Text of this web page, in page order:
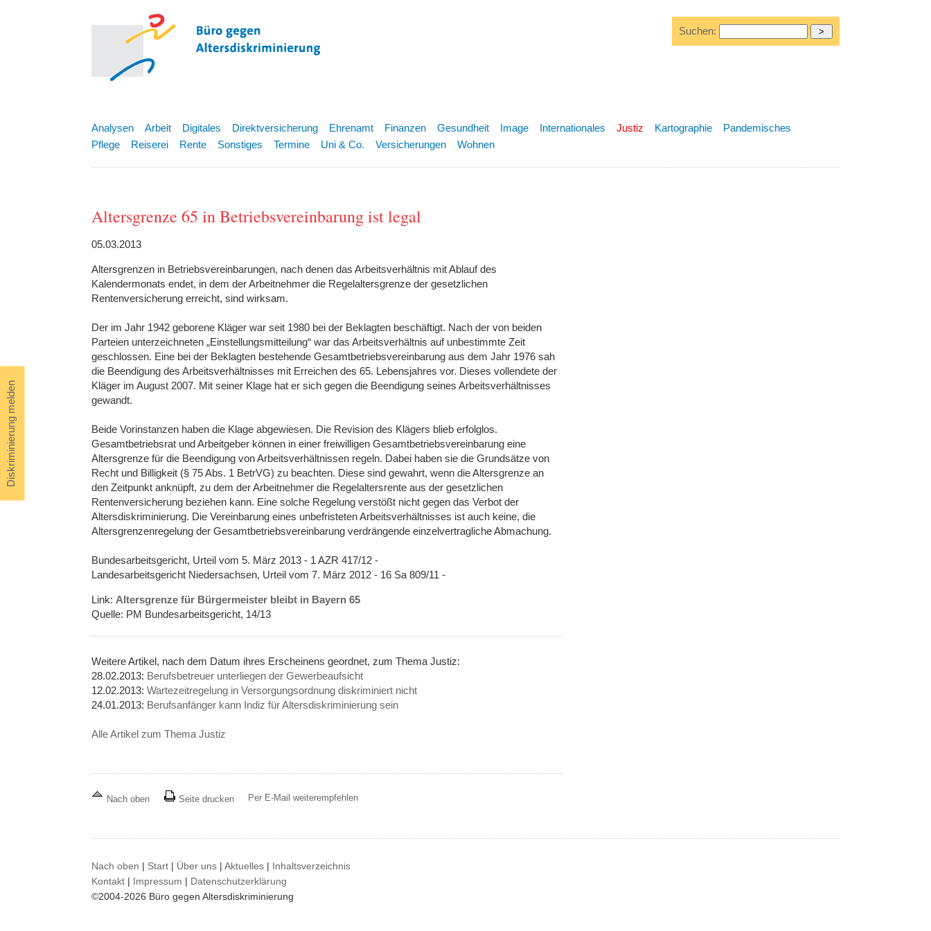
Diskriminierung melden
Suchen:
Analysen Arbeit Digitales Direktversicherung Ehrenamt Finanzen Gesundheit Image Internationales Justiz Kartographie
Pandemisches
Pflege
Reiserei Rente Sonstiges Termine Uni & Co. Versicherungen Wohnen
Altersgrenze 65 in Betriebsvereinbarung ist legal
05.03.2013
Altersgrenzen in Betriebsvereinbarungen, nach denen das Arbeitsverhältnis mit Ablauf des
Kalendermonats endet, in dem der Arbeitnehmer die Regelaltersgrenze der gesetzlichen
Rentenversicherung erreicht, sind wirksam.
Der im Jahr 1942 geborene Kläger war seit 1980 bei der Beklagten beschäftigt. Nach der von beiden
Parteien unterzeichneten „Einstellungsmitteilung“ war das Arbeitsverhältnis auf unbestimmte Zeit
geschlossen. Eine bei der Beklagten bestehende Gesamtbetriebsvereinbarung aus dem Jahr 1976 sah
die Beendigung des Arbeitsverhältnisses mit Erreichen des 65. Lebensjahres vor. Dieses vollendete der
Kläger im August 2007. Mit seiner Klage hat er sich gegen die Beendigung seines Arbeitsverhältnisses
gewandt.
Beide Vorinstanzen haben die Klage abgewiesen. Die Revision des Klägers blieb erfolglos.
Gesamtbetriebsrat und Arbeitgeber können in einer freiwilligen Gesamtbetriebsvereinbarung eine
Altersgrenze für die Beendigung von Arbeitsverhältnissen regeln. Dabei haben sie die Grundsätze von
Recht und Billigkeit (§ 75 Abs. 1 BetrVG) zu beachten. Diese sind gewahrt, wenn die Altersgrenze an
den Zeitpunkt anknüpft, zu dem der Arbeitnehmer die Regelaltersrente aus der gesetzlichen
Rentenversicherung beziehen kann. Eine solche Regelung verstößt nicht gegen das Verbot der
Altersdiskriminierung. Die Vereinbarung eines unbefristeten Arbeitsverhältnisses ist auch keine, die
Altersgrenzenregelung der Gesamtbetriebsvereinbarung verdrängende einzelvertragliche Abmachung.
Bundesarbeitsgericht, Urteil vom 5. März 2013 - 1 AZR 417/12 -
Landesarbeitsgericht Niedersachsen, Urteil vom 7. März 2012 - 16 Sa 809/11 -
Link: Altersgrenze für Bürgermeister bleibt in Bayern 65
Quelle: PM Bundesarbeitsgericht, 14/13
Weitere Artikel, nach dem Datum ihres Erscheinens geordnet, zum Thema Justiz:
28.02.2013: Berufsbetreuer unterliegen der Gewerbeaufsicht
12.02.2013: Wartezeitregelung in Versorgungsordnung diskriminiert nicht
24.01.2013: Berufsanfänger kann Indiz für Altersdiskriminierung sein
Alle Artikel zum Thema Justiz
Nach oben Seite drucken Per E-Mail weiterempfehlen
Nach oben | Start | Über uns | Aktuelles | Inhaltsverzeichnis
Kontakt | Impressum | Datenschutzerklärung
©2004-2026 Büro gegen Altersdiskriminierung